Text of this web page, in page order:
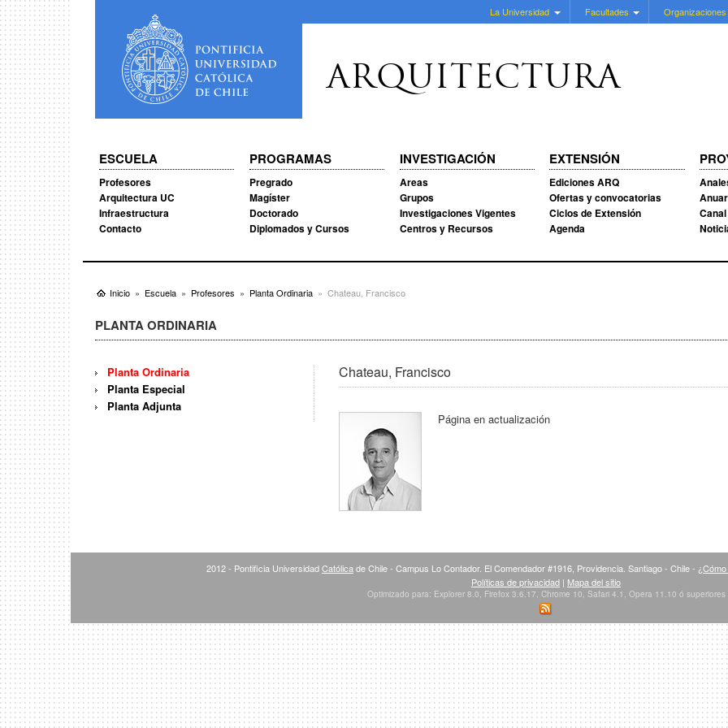
La Universidad Facultades
ARQUITECTURA
ESCUELA
Profesores
Arquitectura UC
Infraestructura
Contacto
PROGRAMAS
Pregrado
Magíster
Doctorado
Diplomados y Cursos
INVESTIGACIÓN
Areas
Grupos
Investigaciones Vigentes
Centros y Recursos
EXTENSIÓN
Ediciones ARQ
Ofertas y convocatorias
Ciclos de Extensión
Agenda
Inicio Escuela Profesores Planta Ordinaria Chateau, Francisco
PLANTA ORDINARIA
Chateau, Francisco
Página en actualización
Planta Ordinaria
Planta Especial
Planta Adjunta
2012 - Pontificia UniversidadCatólica de Chile - Campus Lo Contador. El Comendador #1916, Providencia. Santiago - Chile -
Políticas de privacidad | Mapa del sitio
Optimizado para: Explorer 8.0, Firefox 3.6.17, Chrome 10, Safari 4.1, Opera 11.10 ó superiores